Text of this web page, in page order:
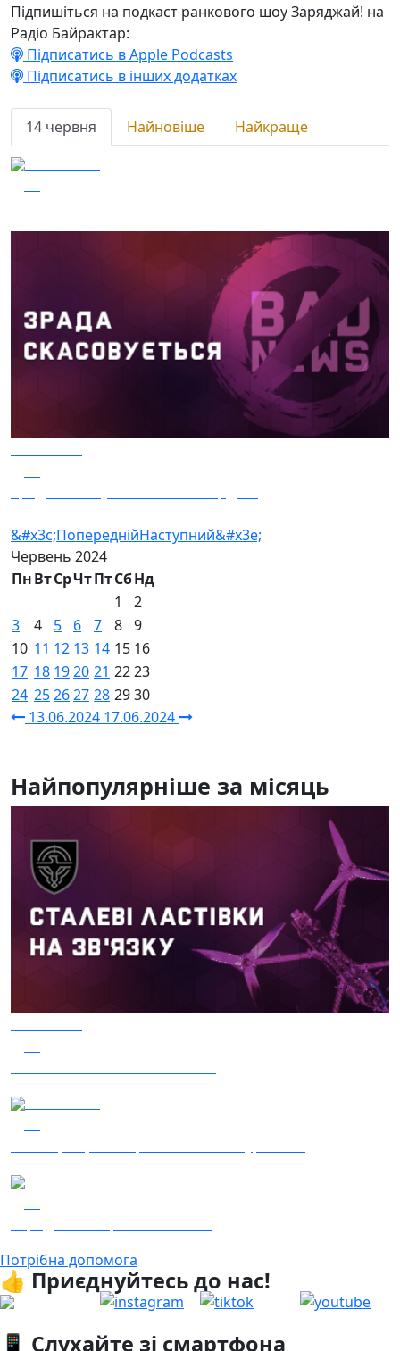
Підпишіться на подкаст ранкового шоу Заряджай! на
Радіо Байрактар:
Підписатись в Apple Podcasts
Підписатись в інших додатках
14 червня Найновіше
Найкраще
&#x3c;ПопереднійНаступний&#x3e;
Червень 2024
ПнВтСрЧтПтСбНд
1
2
3
4 5 6 7 8 9
10 11 12 13 14 15 16
17 18 1920 21 2223
24 252627 28 2930
13.06.2024 17.06.2024
Найпопулярніше за місяць
Потрібна допомога
👍 Приєднуйтесь до нас!
📱 Слухайте зі смартфона